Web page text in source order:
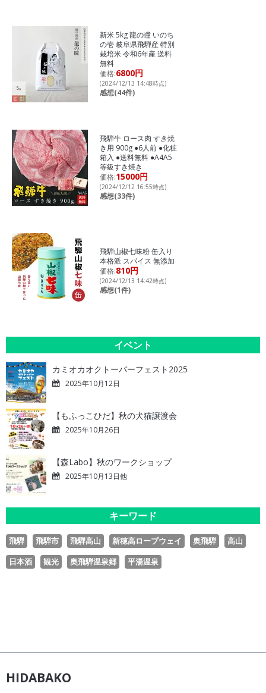
新米 5kg 龍の瞳 いのち
の壱 岐阜県飛騨産 特別
栽培米 令和6年産 送料
無料
価格:6800円
(2024/12/13 14:48時点)
感想(44件)
飛騨牛 ロース肉 すき焼
き用 900g ●6人前 ●化粧
箱入 ●送料無料 ●A4A5
等級すき焼き
価格:15000円
(2024/12/12 16:55時点)
感想(33件)
飛騨山椒七味粉 缶入り
本格派 スパイス 無添加
価格:810円
(2024/12/13 14:42時点)
感想(1件)
イベント
カミオカオクトーバーフェスト2025
2025年10月12日
【もふっこひだ】秋の犬猫譲渡会
2025年10月26日
【森Labo】秋のワークショップ
2025年10月13日他
キーワード
飛騨 飛騨市 飛騨高山 新穂高ロープウェイ 奥飛騨
高山
日本酒
観光 奥飛騨温泉郷 平湯温泉
HIDABAKO